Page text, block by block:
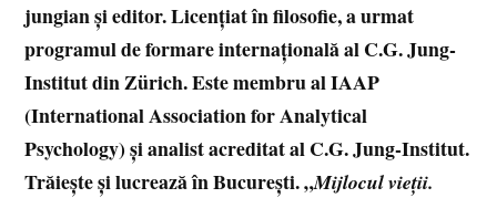
jungian și editor. Licențiat în filosofie, a urmat
programul de formare internațională al C.G. Jung-
Institut din Zürich. Este membru al IAAP
(International Association for Analytical
Psychology) și analist acreditat al C.G. Jung-Institut.
Trăiește și lucrează în București. „Mijlocul vieții.